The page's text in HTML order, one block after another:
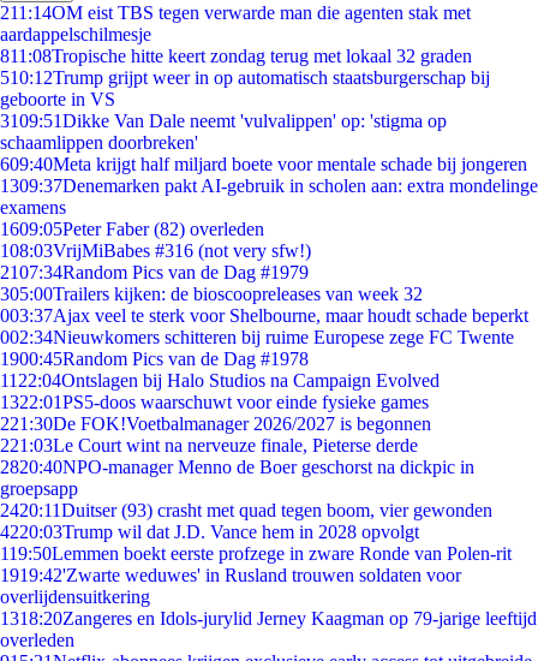
211:14OM eist TBS tegen verwarde man die agenten stak met
aardappelschilmesje
811:08Tropische hitte keert zondag terug met lokaal 32 graden
510:12Trump grijpt weer in op automatisch staatsburgerschap bij
geboorte in VS
3109:51Dikke Van Dale neemt 'vulvalippen' op: 'stigma op
schaamlippen doorbreken'
609:40Meta krijgt half miljard boete voor mentale schade bij jongeren
1309:37Denemarken pakt AI-gebruik in scholen aan: extra mondelinge
examens
1609:05Peter Faber (82) overleden
108:03VrijMiBabes #316 (not very sfw!)
2107:34Random Pics van de Dag #1979
305:00Trailers kijken: de bioscoopreleases van week 32
003:37Ajax veel te sterk voor Shelbourne, maar houdt schade beperkt
002:34Nieuwkomers schitteren bij ruime Europese zege FC Twente
1900:45Random Pics van de Dag #1978
11 22:04Ontslagen bij Halo Studios na Campaign Evolved
1322:01PS5-doos waarschuwt voor einde fysieke games
221:30De FOK!Voetbalmanager 2026/2027 is begonnen
221:03Le Court wint na nerveuze finale, Pieterse derde
2820:40NPO-manager Menno de Boer geschorst na dickpic in
groepsapp
2420:11Duitser (93) crasht met quad tegen boom, vier gewonden
4220:03Trump wil dat J.D. Vance hem in 2028 opvolgt
119:50Lemmen boekt eerste profzege in zware Ronde van Polen-rit
1919:42'Zwarte weduwes' in Rusland trouwen soldaten voor
overlijdensuitkering
1318:20Zangeres en Idols-jurylid Jerney Kaagman op 79-jarige leeftijd
overleden